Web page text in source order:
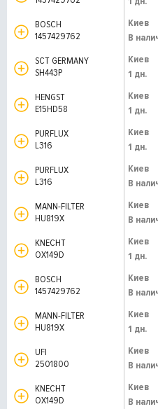
BOSCH
1457429762
Киев
В
SCT GERMANY
SH443P
Киев
1 дн.
HENGST
E15HD58
Киев
1 дн.
PURFLUX
L316
Киев
1 дн.
PURFLUX
L316
Киев
В
MANN-FILTER
HU819X
Киев
В
KNECHT
OX149D
Киев
1 дн.
BOSCH
1457429762
Киев
В
MANN-FILTER
HU819X
Киев
1 дн.
UFI
2501800
Киев
В
KNECHT
OX149D
Киев
В